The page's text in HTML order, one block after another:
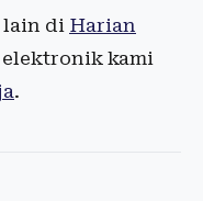
lain di Harian
elektronik kami
.